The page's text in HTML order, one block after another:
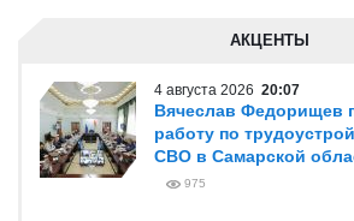
АКЦЕНТЫ
4 августа 2026 20:07
Вячеслав Федорищев
работу по
СВО в Самарской
975